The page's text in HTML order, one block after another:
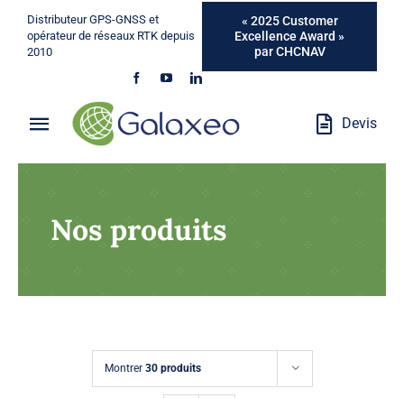
Passer
contenu
Distributeur GPS-GNSS et
opérateur de réseaux RTK depuis
2010
« 2025 Customer
Excellence Award »
par CHCNAV
Toggle
Navigation
Métiers
Devis
Nos produits
Montrer 30 produits